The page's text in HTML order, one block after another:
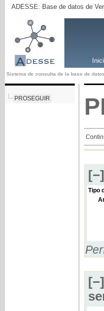
ADESSE: Base de datos de
Sistema de consulta de la base de datos
PROSEGUIR
[−]
Tipo